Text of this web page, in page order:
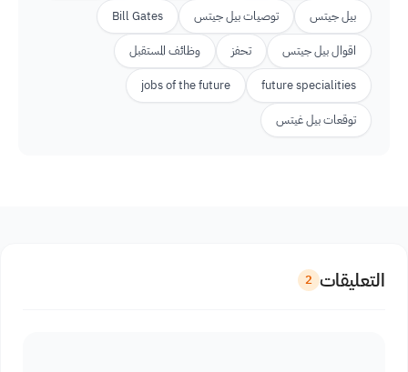
بيل جيتس
توصيات بيل جيتس
Bill Gates
اقوال بيل جيتس
تحفز
وظائف المستقبل
future specialities
jobs of the future
توقعات بيل غيتس
التعليقات 2